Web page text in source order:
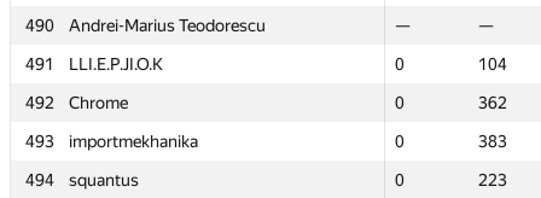
490
Andrei-Marius Teodorescu —
—
491
LLI.E.P.JI.O.K 0
104
492
Chrome 0
362
493
importmekhanika 0
383
494
squantus 0
223
490
Andrei-Marius Teodorescu —
—
491
LLI.E.P.JI.O.K 0
104
492
Chrome 0
362
493
importmekhanika 0
383
494
squantus 0
223